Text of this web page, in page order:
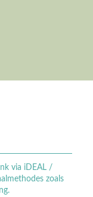
via iDEAL /
zoals